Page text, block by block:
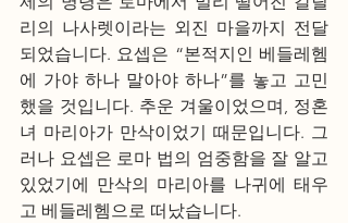
리의 나사렛이라는 외진 마을까지 전달
되었습니다. 요셉은 “본적지인 베들레헴
에 가야 하나 말아야 하나”를 놓고 고민
했을 것입니다. 추운 겨울이었으며, 정혼
녀 마리아가 만삭이었기 때문입니다. 그
러나 요셉은 로마 법의 엄중함을 잘 알고
있었기에 만삭의 마리아를 나귀에 태우
고 베들레헴으로 떠났습니다.